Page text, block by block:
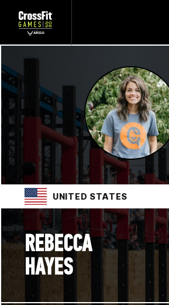
UNITED STATES
REBECCA
HAYES